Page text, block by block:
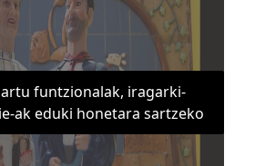
funtzionalak, iragarki-
ak eduki honetara sartzeko